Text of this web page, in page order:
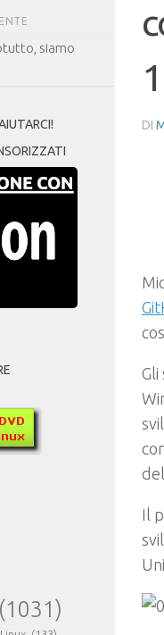
DI
Il
siamo
(1031)